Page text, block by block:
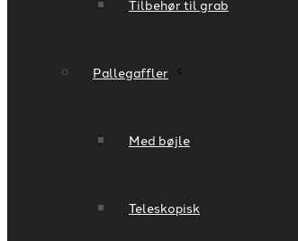
Tilbehør til grab
Pallegaffler
Med bøjle
Teleskopisk